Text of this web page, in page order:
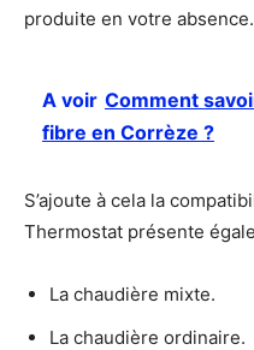
produite en votre absence.
A voir Comment
fibre en Corrèze ?
S’ajoute à cela la
Thermostat présente
La chaudière mixte.
La chaudière ordinaire.